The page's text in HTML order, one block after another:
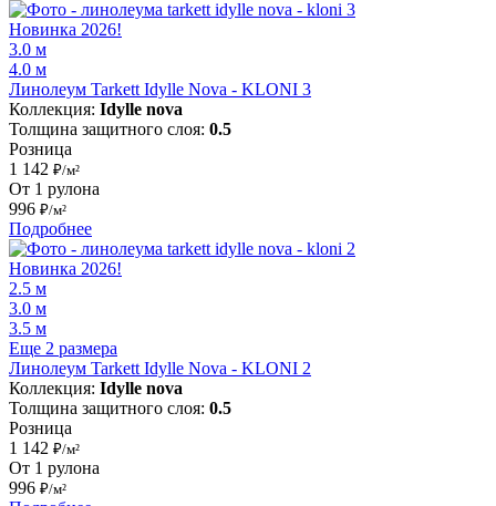
Новинка 2026!
3.0 м
4.0 м
Линолеум Tarkett Idylle Nova - KLONI 3
Коллекция: Idylle nova
Толщина защитного слоя: 0.5
Розница
1 142 ₽/м²
От 1 рулона
996 ₽/м²
Подробнее
Новинка 2026!
2.5 м
3.0 м
3.5 м
Еще 2 размера
Линолеум Tarkett Idylle Nova - KLONI 2
Коллекция: Idylle nova
Толщина защитного слоя: 0.5
Розница
1 142 ₽/м²
От 1 рулона
996 ₽/м²